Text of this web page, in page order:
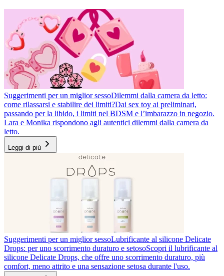
Suggerimenti per un miglior sessoDilemmi dalla camera da letto:
come rilassarsi e stabilire dei limiti?Dai sex toy ai preliminari,
passando per la libido, i limiti nel BDSM e l’imbarazzo in negozio.
Lara e Monika rispondono agli autentici dilemmi dalla camera da
letto.
Leggi di più
Suggerimenti per un miglior sessoLubrificante al silicone Delicate
Drops: per uno scorrimento duraturo e setosoScopri il lubrificante al
silicone Delicate Drops, che offre uno scorrimento duraturo, più
comfort, meno attrito e una sensazione setosa durante l'uso.